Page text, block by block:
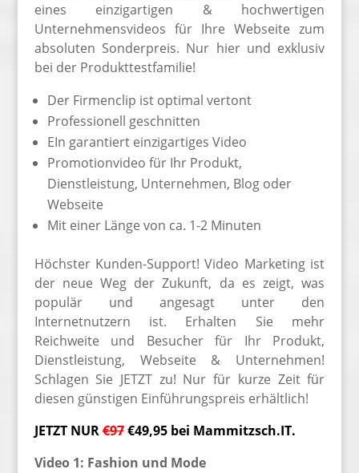
eines einzigartigen & hochwertigen
Unternehmensvideos für Ihre Webseite zum
absoluten Sonderpreis. Nur hier und exklusiv
bei der Produkttestfamilie!
Der Firmenclip ist optimal vertont
Professionell geschnitten
EIn garantiert einzigartiges Video
Promotionvideo für Ihr Produkt,
Dienstleistung, Unternehmen, Blog oder
Webseite
Mit einer Länge von ca. 1-2 Minuten
Höchster Kunden-Support! Video Marketing ist
der neue Weg der Zukunft, da es zeigt, was
populär und angesagt unter den
Internetnutzern ist. Erhalten Sie mehr
Reichweite und Besucher für Ihr Produkt,
Dienstleistung, Webseite & Unternehmen!
Schlagen Sie JETZT zu! Nur für kurze Zeit für
diesen günstigen Einführungspreis erhältlich!
JETZT NUR€97 €49,95 bei Mammitzsch.IT.
Video 1: Fashion und Mode